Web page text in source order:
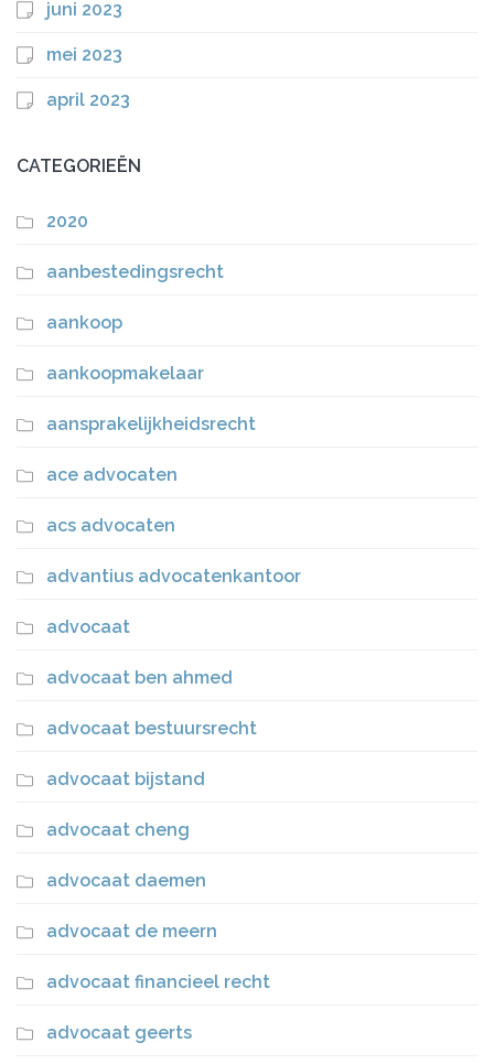
juni 2023
mei 2023
april 2023
CATEGORIEËN
2020
aanbestedingsrecht
aankoop
aankoopmakelaar
aansprakelijkheidsrecht
ace advocaten
acs advocaten
advantius advocatenkantoor
advocaat
advocaat ben ahmed
advocaat bestuursrecht
advocaat bijstand
advocaat cheng
advocaat daemen
advocaat de meern
advocaat financieel recht
advocaat geerts